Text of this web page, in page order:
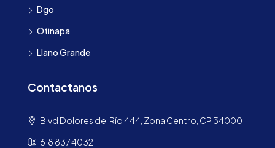
Dgo
Otinapa
Llano Grande
Contactanos
Blvd Dolores del Río 444, Zona Centro, CP 34000
618 837 4032